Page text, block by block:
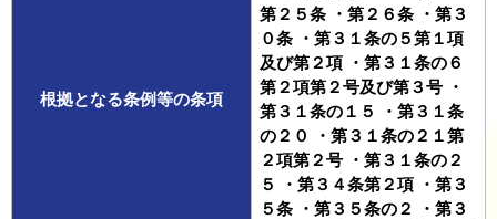
根拠となる条例等の条項
第２５条 ・第２６条 ・第３
０条 ・第３１条の５第１項
及び第２項 ・第３１条の６
第２項第２号及び第３号 ・
第３１条の１５ ・第３１条
の２０ ・第３１条の２１第
２項第２号 ・第３１条の２
５ ・第３４条第２項 ・第３
５条 ・第３５条の２ ・第３